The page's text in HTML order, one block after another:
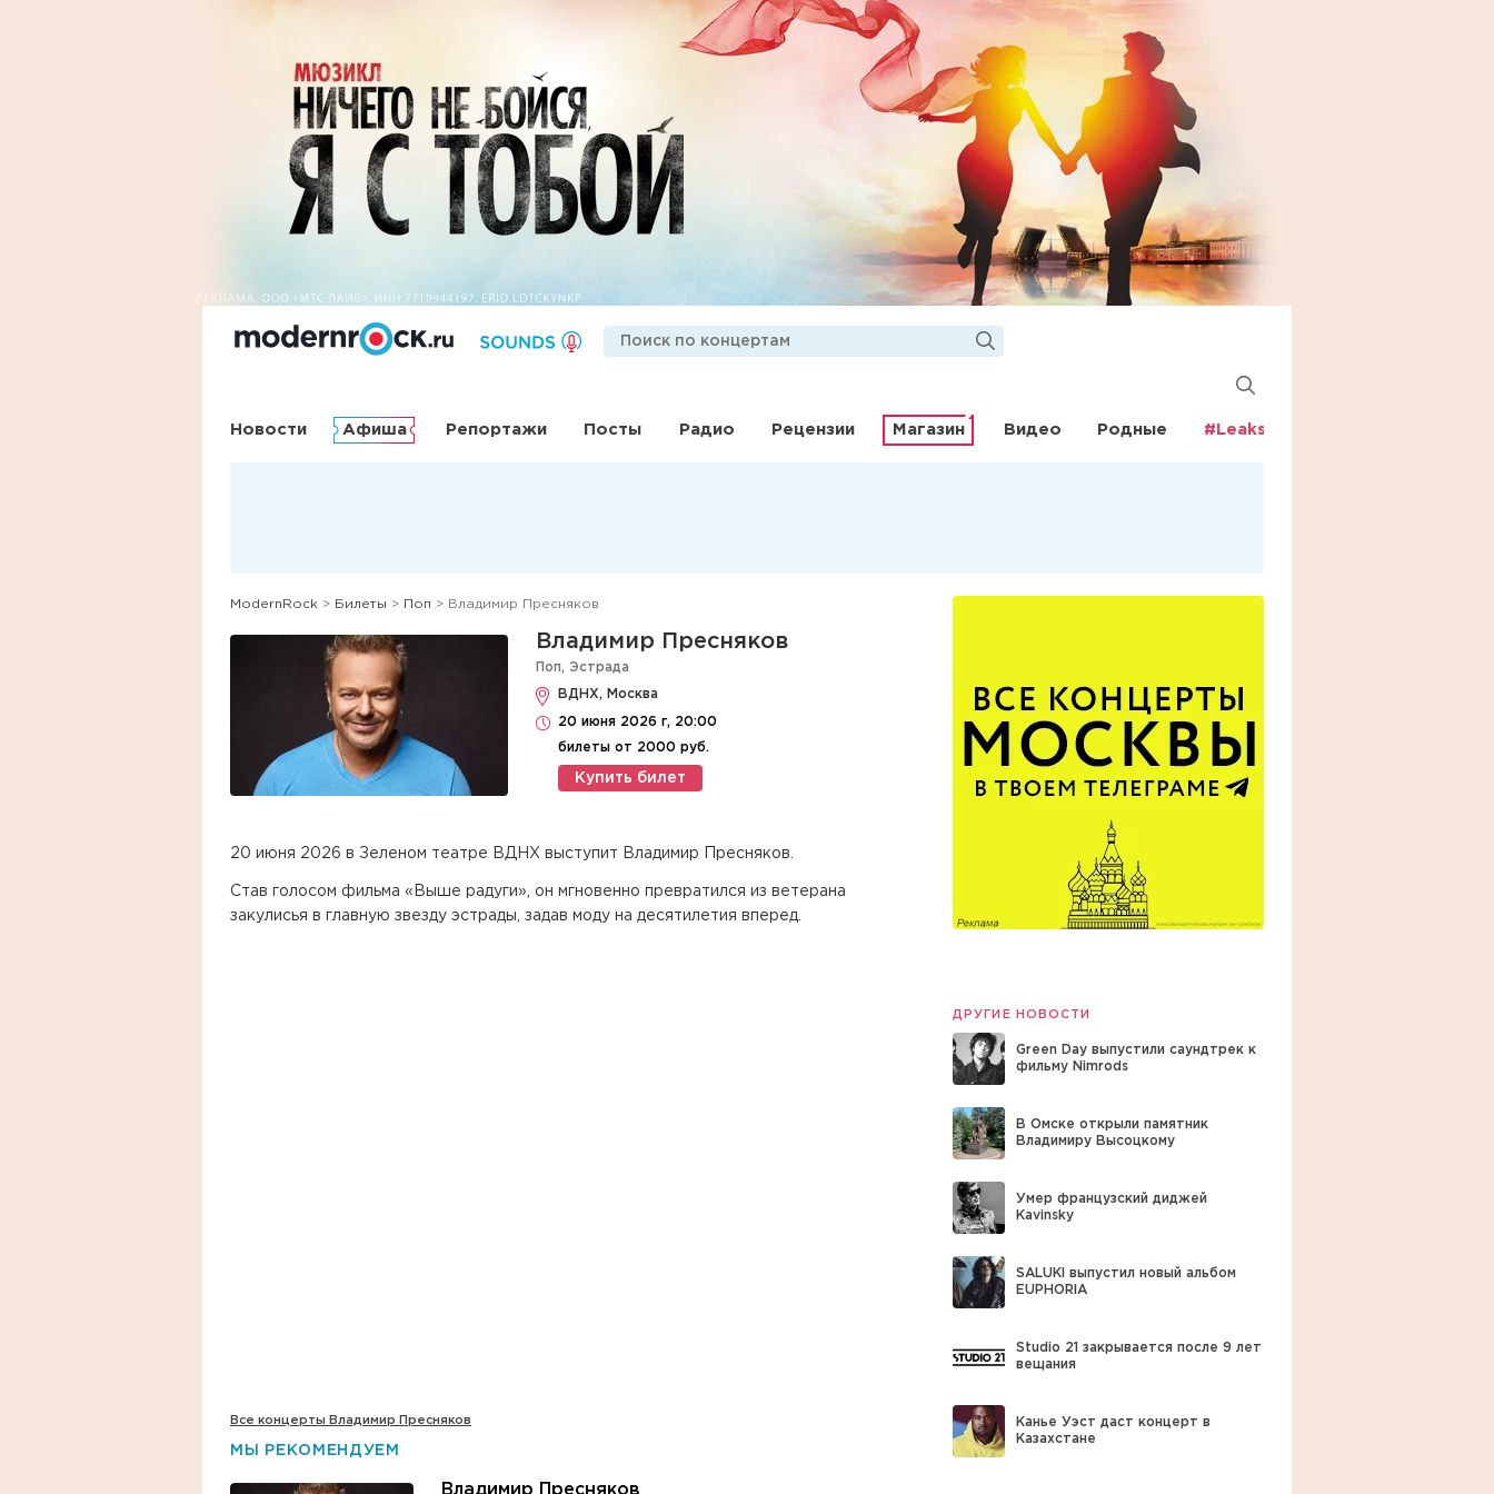
Новости Афиша Репортажи Посты Радио Рецензии Магазин Видео Родные #Leaks
ModernRock > Билеты > Поп > Владимир Пресняков
Владимир Пресняков
Поп, Эстрада
ВДНХ, Москва
20 июня 2026 г, 20:00
билеты от 2000 руб.
Купить билет
20 июня 2026 в Зеленом театре ВДНХ выступит Владимир Пресняков.
Став голосом фильма «Выше радуги», он мгновенно превратился из ветерана
закулисья в главную звезду эстрады, задав моду на десятилетия вперед.
Все концерты Владимир Пресняков
МЫ РЕКОМЕНДУЕМ
Владимир Пресняков
ДРУГИЕ НОВОСТИ
Green Day выпустили саундтрек к
фильму Nimrods
В Омске открыли памятник
Владимиру Высоцкому
Умер французский диджей
Kavinsky
SALUKI выпустил новый альбом
EUPHORIA
Studio 21 закрывается после 9 лет
вещания
Канье Уэст даст концерт в
Казахстане